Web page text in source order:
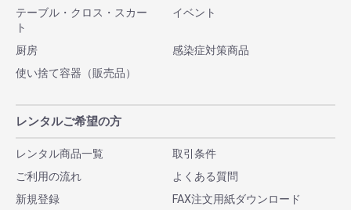
テーブル・クロス・スカー
ト
イベント
厨房
感染症対策商品
使い捨て容器（販売品）
レンタルご希望の方
レンタル商品一覧
取引条件
ご利用の流れ
よくある質問
新規登録
FAX注文用紙ダウンロード